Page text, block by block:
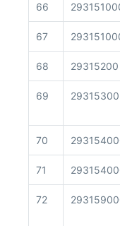
66
67
68 29315200
69 29315300
70
71
72